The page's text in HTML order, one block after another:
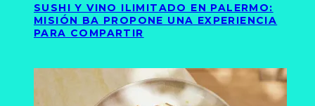
SUSHI Y VINO ILIMITADO EN PALERMO:
MISIÓN BA PROPONE UNA EXPERIENCIA
PARA COMPARTIR